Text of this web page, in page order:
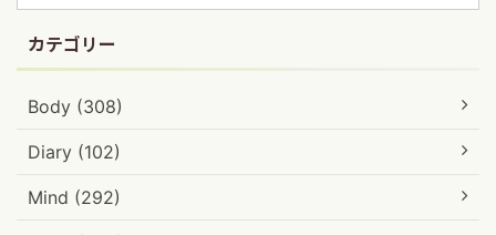
カテゴリー
Body (308)
Diary (102)
Mind (292)